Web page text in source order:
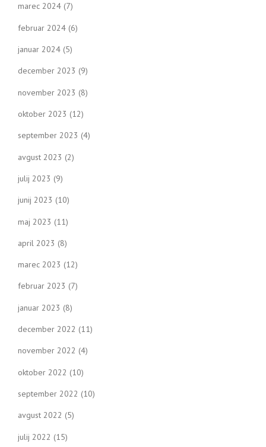
marec 2024 (7)
februar 2024 (6)
januar 2024 (5)
december 2023 (9)
november 2023 (8)
oktober 2023 (12)
september 2023 (4)
avgust 2023 (2)
julij 2023 (9)
junij 2023 (10)
maj 2023 (11)
april 2023 (8)
marec 2023 (12)
februar 2023 (7)
januar 2023 (8)
december 2022 (11)
november 2022 (4)
oktober 2022 (10)
september 2022 (10)
avgust 2022 (5)
julij 2022 (15)